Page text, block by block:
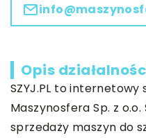
Opis
SZYJ.PL to
Maszynosfera Sp. z
sprzedaży maszyn do